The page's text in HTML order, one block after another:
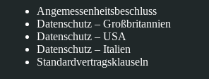
Angemessenheitsbeschluss
Datenschutz – Großbritannien
Datenschutz – USA
Datenschutz – Italien
Standardvertragsklauseln